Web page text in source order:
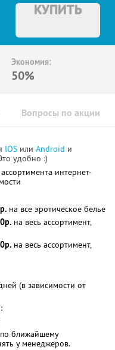
КУПИТЬ
Экономия:
50%
Вопросы по акции
IOS или Android и
удобно :)
интернет-
на все эротическое белье
на весь ассортимент,
на весь ассортимент,
(в зависимости от
по ближайшему
у менеджеров.